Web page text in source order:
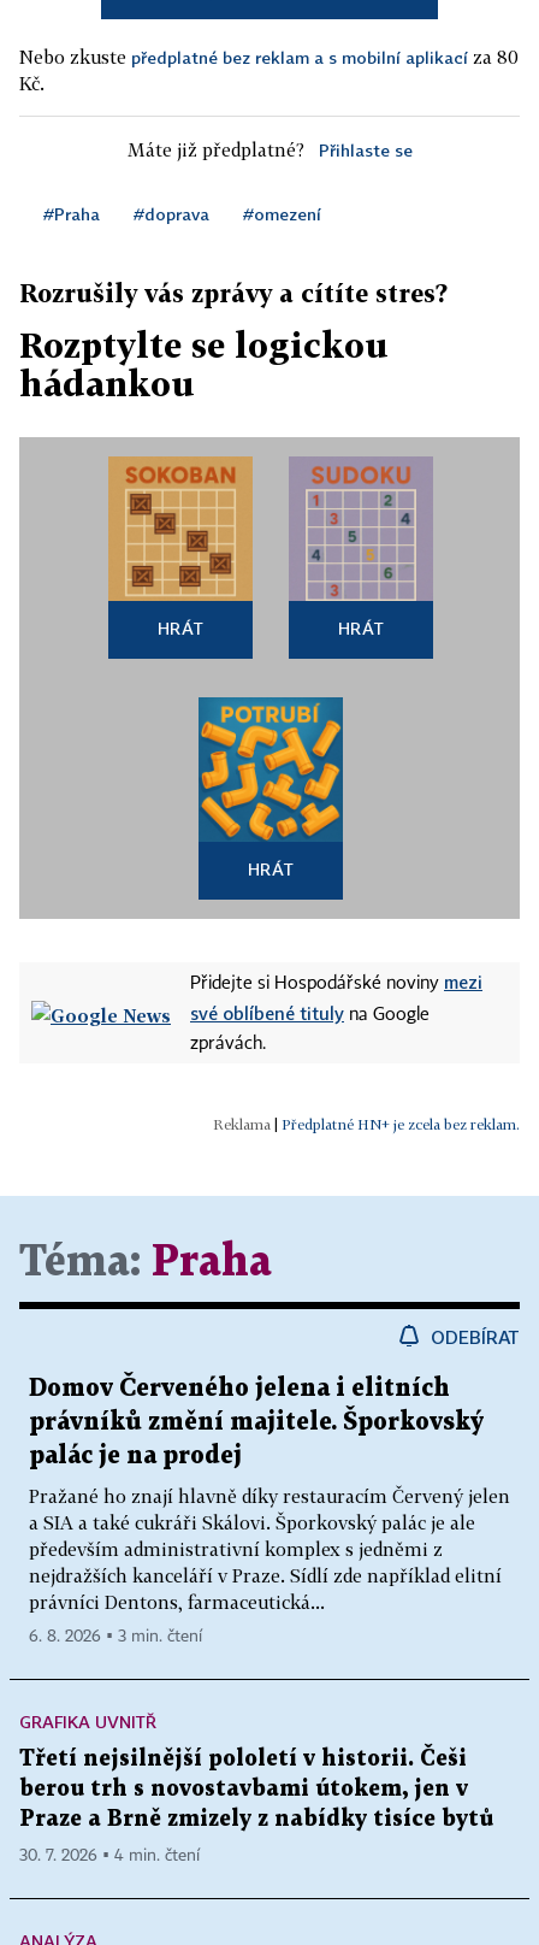
Nebo zkuste předplatné bez reklam a s mobilní aplikací za 80
Kč.
Máte již předplatné? Přihlaste se
#Praha #doprava #omezení
Rozrušily vás zprávy a cítíte stres?
Rozptylte se logickou
hádankou
HRÁT HRÁT
HRÁT
Přidejte si Hospodářské noviny mezi
své oblíbené tituly na Google
zprávách.
Předplatné HN+ je zcela bez reklam.
Téma: Praha
ODEBÍRAT
Domov Červeného jelena i elitních
právníků změní majitele. Šporkovský
palác je na prodej
Pražané ho znají hlavně díky restauracím Červený jelen
a SIA a také cukráři Skálovi. Šporkovský palác je ale
především administrativní komplex s jedněmi z
nejdražších kanceláří v Praze. Sídlí zde například elitní
právníci Dentons, farmaceutická...
6. 8. 2026 ▪ 3 min. čtení
GRAFIKA UVNITŘ
Třetí nejsilnější pololetí v historii. Češi
berou trh s novostavbami útokem, jen v
Praze a Brně zmizely z nabídky tisíce bytů
30. 7. 2026 ▪ 4 min. čtení
ANALÝZA